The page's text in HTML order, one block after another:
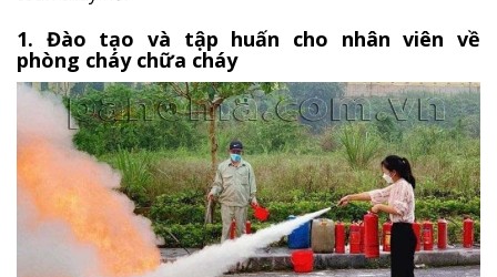
1. Đào tạo và tập huấn cho nhân viên về
phòng cháy chữa cháy